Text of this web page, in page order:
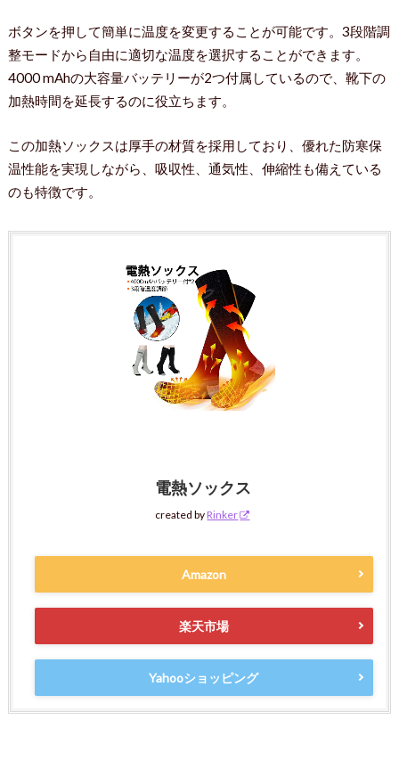
ボタンを押して簡単に温度を変更することが可能です。3段階調
整モードから自由に適切な温度を選択することができます。
4000 mAhの大容量バッテリーが2つ付属しているので、靴下の
加熱時間を延長するのに役立ちます。
この加熱ソックスは厚手の材質を採用しており、優れた防寒保
温性能を実現しながら、吸収性、通気性、伸縮性も備えている
のも特徴です。
電熱ソックス
created by Rinker
Amazon
楽天市場
Yahooショッピング